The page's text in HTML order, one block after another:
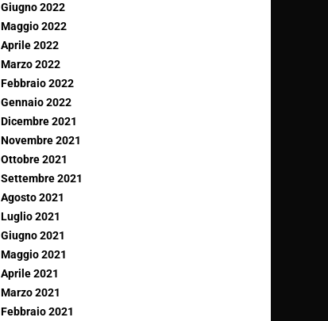
Giugno 2022
Maggio 2022
Aprile 2022
Marzo 2022
Febbraio 2022
Gennaio 2022
Dicembre 2021
Novembre 2021
Ottobre 2021
Settembre 2021
Agosto 2021
Luglio 2021
Giugno 2021
Maggio 2021
Aprile 2021
Marzo 2021
Febbraio 2021